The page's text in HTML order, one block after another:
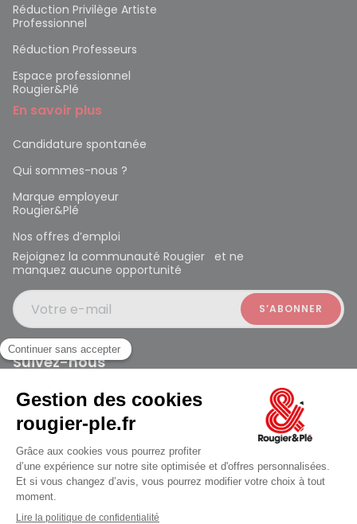
Réduction Privilège Artiste
Professionnel
Réduction Professeurs
Espace professionnel
Rougier&Plé
En savoir plus
Candidature spontanée
Qui sommes-nous ?
Marque employeur
Rougier&Plé
Nos offres d’emploi
Rejoignez la communauté Rougier et ne
manquez aucune opportunité
Votre e-mail
Suivez-nous
Rougier et Plé 2024 Copyright